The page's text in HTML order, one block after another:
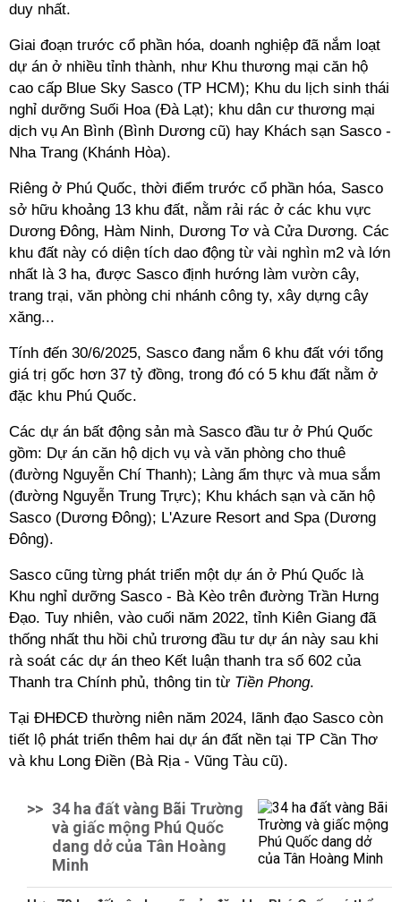
duy nhất.
Giai đoạn trước cổ phần hóa, doanh nghiệp đã nắm loạt
dự án ở nhiều tỉnh thành, như Khu thương mại căn hộ
cao cấp Blue Sky Sasco (TP HCM); Khu du lịch sinh thái
nghỉ dưỡng Suối Hoa (Đà Lạt); khu dân cư thương mại
dịch vụ An Bình (Bình Dương cũ) hay Khách sạn Sasco -
Nha Trang (Khánh Hòa).
Riêng ở Phú Quốc, thời điểm trước cổ phần hóa, Sasco
sở hữu khoảng 13 khu đất, nằm rải rác ở các khu vực
Dương Đông, Hàm Ninh, Dương Tơ và Cửa Dương. Các
khu đất này có diện tích dao động từ vài nghìn m2 và lớn
nhất là 3 ha, được Sasco định hướng làm vườn cây,
trang trại, văn phòng chi nhánh công ty, xây dựng cây
xăng...
Tính đến 30/6/2025, Sasco đang nắm 6 khu đất với tổng
giá trị gốc hơn 37 tỷ đồng, trong đó có 5 khu đất nằm ở
đặc khu Phú Quốc.
Các dự án bất động sản mà Sasco đầu tư ở Phú Quốc
gồm: Dự án căn hộ dịch vụ và văn phòng cho thuê
(đường Nguyễn Chí Thanh); Làng ẩm thực và mua sắm
(đường Nguyễn Trung Trực); Khu khách sạn và căn hộ
Sasco (Dương Đông); L'Azure Resort and Spa (Dương
Đông).
Sasco cũng từng phát triển một dự án ở Phú Quốc là
Khu nghỉ dưỡng Sasco - Bà Kèo trên đường Trần Hưng
Đạo. Tuy nhiên, vào cuối năm 2022, tỉnh Kiên Giang đã
thống nhất thu hồi chủ trương đầu tư dự án này sau khi
rà soát các dự án theo Kết luận thanh tra số 602 của
Thanh tra Chính phủ, thông tin từ Tiền Phong.
Tại ĐHĐCĐ thường niên năm 2024, lãnh đạo Sasco còn
tiết lộ phát triển thêm hai dự án đất nền tại TP Cần Thơ
và khu Long Điền (Bà Rịa - Vũng Tàu cũ).
>> 34 ha đất vàng Bãi Trường
và giấc mộng Phú Quốc
dang dở của Tân Hoàng
Minh